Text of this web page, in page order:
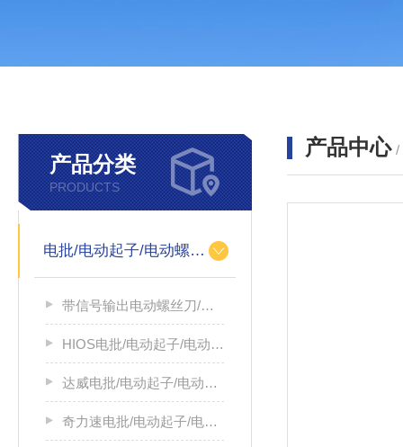
产品分类
PRODUCTS
电批/电动起子/电动螺丝刀
带信号输出电动螺丝刀/带信号输出电源
HIOS电批/电动起子/电动螺丝刀
达威电批/电动起子/电动螺丝刀
奇力速电批/电动起子/电动螺丝刀
产品中心 /